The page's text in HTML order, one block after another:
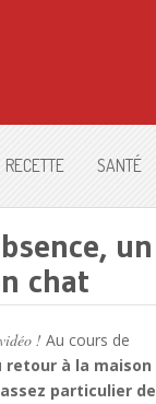
RECETTE SANTÉ
un
chat
! Au cours de
retour à la maison
assez particulier de